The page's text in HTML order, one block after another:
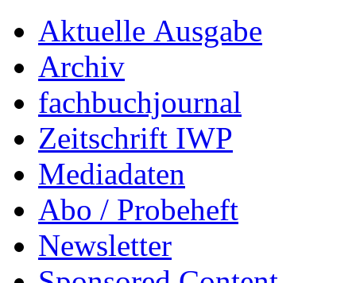
Aktuelle Ausgabe
Archiv
fachbuchjournal
Zeitschrift IWP
Mediadaten
Abo / Probeheft
Newsletter